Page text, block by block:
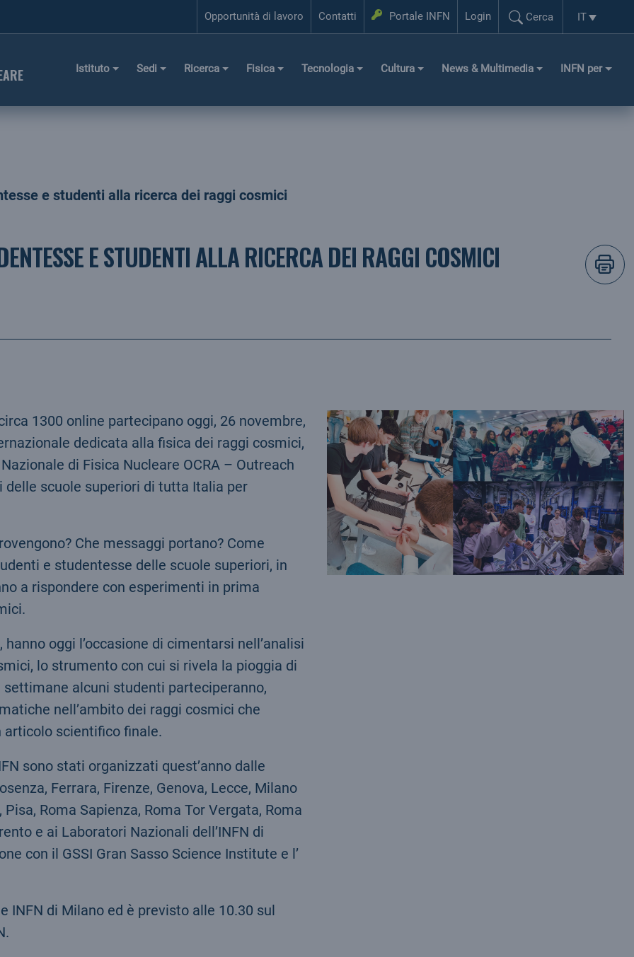
Opportunità di lavoro Contatti Portale INFN Login
Login
Cerca
Cerca...
Selezione
IT
Istituto Sedi Ricerca Fisica Tecnologia Cultura News & Multimedia INFN per
e studenti alla ricerca dei raggi cosmici
E STUDENTI ALLA RICERCA DEI RAGGI COSMICI
1300 online partecipano oggi, 26 novembre,
dedicata alla fisica dei raggi cosmici,
di Fisica Nucleare OCRA – Outreach
scuole superiori di tutta Italia per
Che messaggi portano? Come
e studentesse delle scuole superiori, in
a rispondere con esperimenti in prima
oggi l’occasione di cimentarsi nell’analisi
lo strumento con cui si rivela la pioggia di
alcuni studenti parteciperanno,
nell’ambito dei raggi cosmici che
scientifico finale.
sono stati organizzati quest’anno dalle
Ferrara, Firenze, Genova, Lecce, Milano
Roma Sapienza, Roma Tor Vergata, Roma
e ai Laboratori Nazionali dell’INFN di
con il GSSI Gran Sasso Science Institute e l’
INFN di Milano ed è previsto alle 10.30 sul